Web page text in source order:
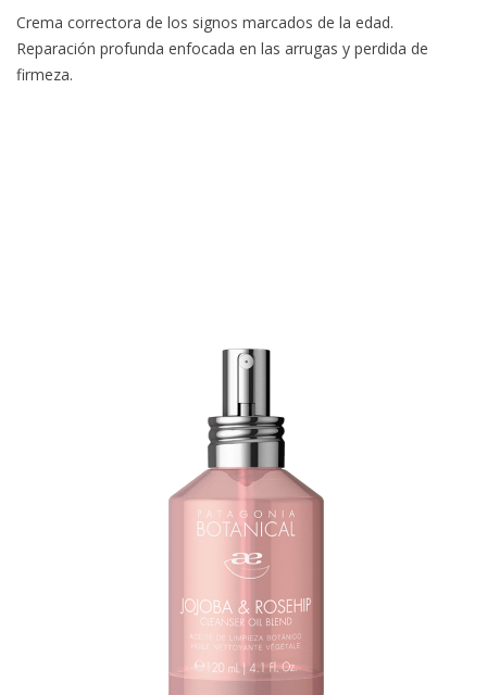
Crema correctora de los signos marcados de la edad.
Reparación profunda enfocada en las arrugas y perdida de
firmeza.